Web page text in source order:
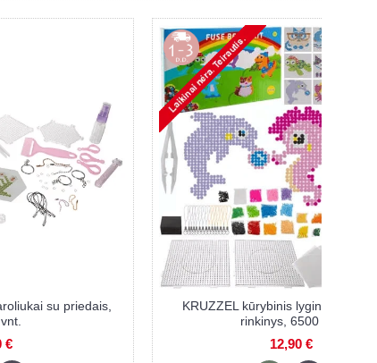
KRUZZEL kūrybinis lyginamų karoliukų
rinkinys, 6500 vnt.